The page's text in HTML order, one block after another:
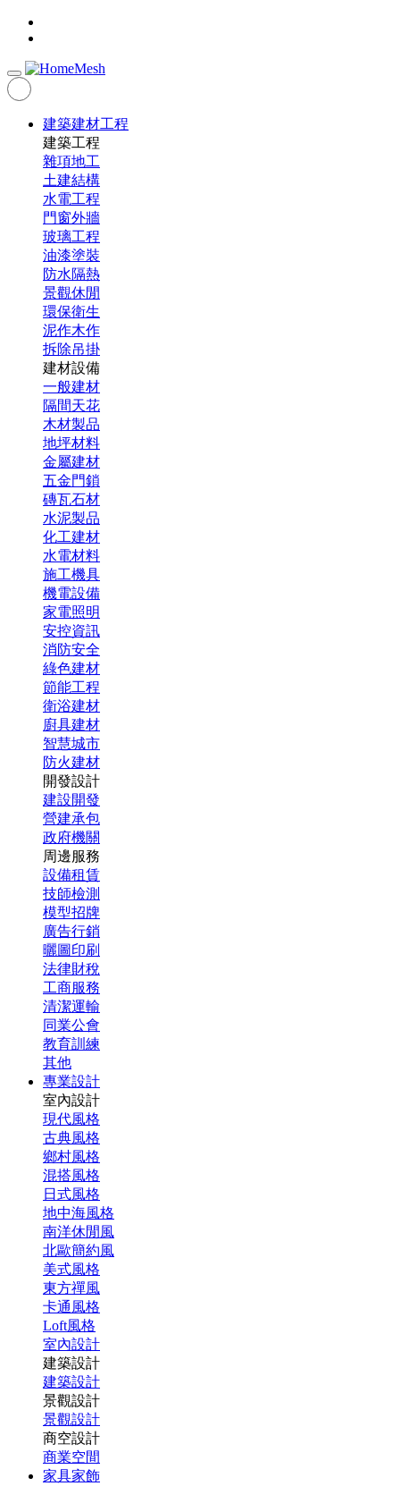
建築建材工程
建築工程
雜項地工
土建結構
水電工程
門窗外牆
玻璃工程
油漆塗裝
防水隔熱
景觀休閒
環保衛生
泥作木作
拆除吊掛
建材設備
一般建材
隔間天花
木材製品
地坪材料
金屬建材
五金門鎖
磚瓦石材
水泥製品
化工建材
水電材料
施工機具
機電設備
家電照明
安控資訊
消防安全
綠色建材
節能工程
衛浴建材
廚具建材
智慧城市
防火建材
開發設計
建設開發
營建承包
政府機關
周邊服務
設備租賃
技師檢測
模型招牌
廣告行銷
曬圖印刷
法律財稅
工商服務
清潔運輸
同業公會
教育訓練
其他
專業設計
室內設計
現代風格
古典風格
鄉村風格
混搭風格
日式風格
地中海風格
南洋休閒風
北歐簡約風
美式風格
東方禪風
卡通風格
Loft風格
室內設計
建築設計
建築設計
景觀設計
景觀設計
商空設計
商業空間
家具家飾